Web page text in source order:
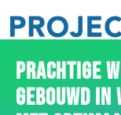
PRACHTIGE
GEBOUWD IN